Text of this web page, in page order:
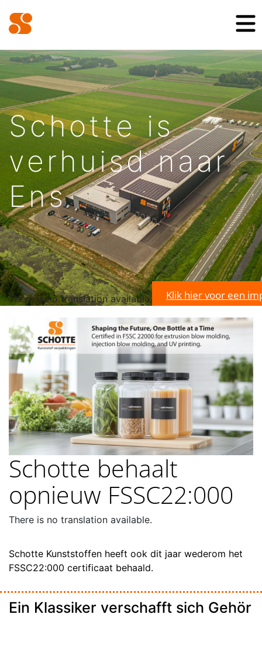
Schotte is
verhuisd naar
Ens
There is no translation available. Klik hier voor een
Schotte behaalt
opnieuw FSSC22:000
There is no translation available.
Schotte Kunststoffen heeft ook dit jaar wederom het
FSSC22:000 certificaat behaald.
Ein Klassiker verschafft sich Gehör